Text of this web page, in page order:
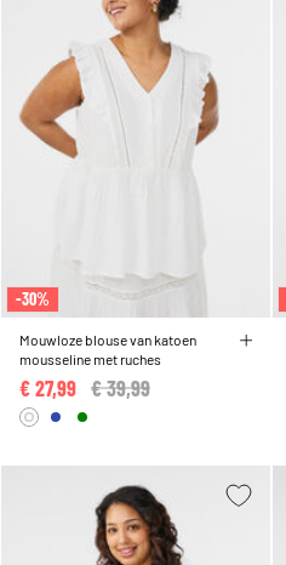
-30%
Mouwloze blouse van katoen
mousseline met ruches
Price reduced from
€ 39,99
€ 27,99